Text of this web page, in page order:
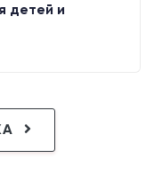
детей и